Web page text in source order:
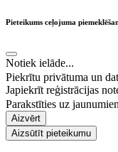
Pieteikums ceļojuma
Notiek ielāde...
Piekrītu privātuma un
Japiekrīt reģistrācijas
Parakstīties uz
Aizvērt
Aizsūtīt pieteikumu